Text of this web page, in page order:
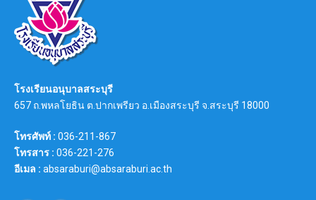
โรงเรียนอนุบาลสระบุรี
657 ถ.พหลโยธิน ต.ปากเพรียว อ.เมืองสระบุรี จ.สระบุรี 18000
โทรศัพท์ : 036-211-867
โทรสาร : 036-221-276
อีเมล : absaraburi@absaraburi.ac.th